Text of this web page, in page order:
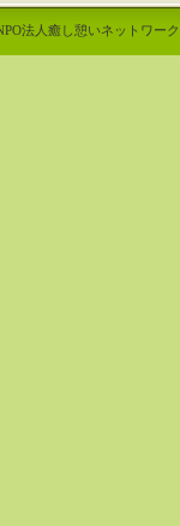
法人癒し憩いネットワー